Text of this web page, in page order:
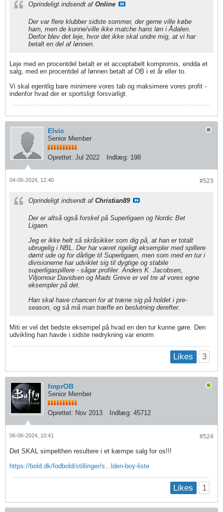
Oprindeligt indsendt af Online
Der var flere klubber sidste sommer, der gerne ville købe
ham, men de kunne/ville ikke matche hans løn i Ådalen.
Derfor blev det leje, hvor det ikke skal undre mig, at vi har
betalt en del af lønnen.
Leje med en procentdel betalt er et acceptabelt kompromis, endda et
salg, med en procentdel af lønnen betalt af OB i et år eller to.
Vi skal egentlig bare minimere vores tab og maksimere vores profit -
indenfor hvad der er sportsligt forsvarligt.
Elvic
Senior Member
Oprettet: Jul 2022 Indlæg: 198
#523
04-06-2024, 12:40
Oprindeligt indsendt af Christian89
Der er altså også forskel på Superligaen og Nordic Bet
Ligaen.
Jeg er ikke helt så skråsikker som dig på, at han er totalt
ubrugelig i NBL. Der har været rigeligt eksempler med spillere
dømt ude og for dårlige til Superligaen, men som med en tur i
divisionerne har udviklet sig til dygtige og stabile
superligaspillere - sågar profiler. Anders K. Jacobsen,
Viljornour Davidsen og Mads Greve er vel tre af vores egne
eksempler på det.
Han skal have chancen for at træne sig på holdet i pre-
season, og så må man træffe en beslutning derefter.
Miti er vel det bedste eksempel på hvad en den tur kunne gøre. Den
udvikling han havde i sidste nedrykning var enorm
Likes 3
fmprOB
Senior Member
Oprettet: Nov 2013 Indlæg: 45712
#524
06-06-2024, 10:41
Det SKAL simpelthen resultere i et kæmpe salg for os!!!
https://bold.dk/fodbold/stillinger/s...lden-boy-liste
Likes 1